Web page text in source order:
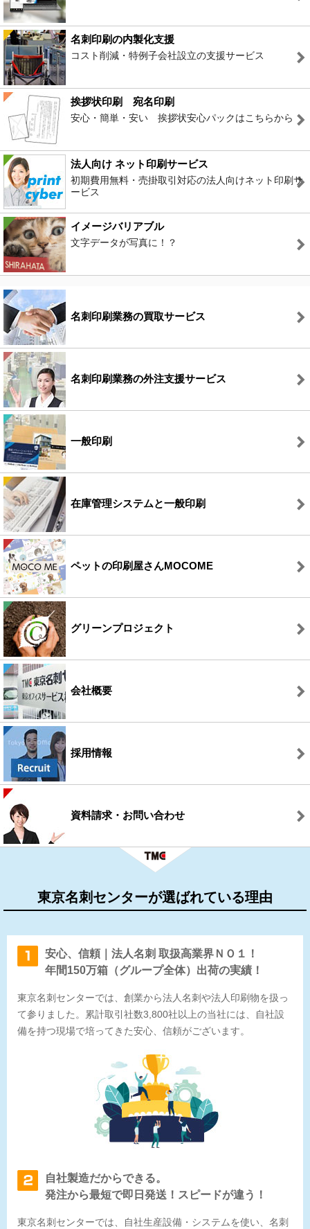
コスト削減・特例子会社設立の支援サービス
安心・簡単・安い 挨拶状安心パックはこちらから
初期費用無料・売掛取引対応の法人向けネット印刷サ
ービス
文字データが写真に！？
安心、信頼｜法人名刺 取扱高業界ＮＯ１ ！
年間150万箱（グループ全体）出荷の実績！
東京名刺センターでは、創業から法人名刺や法人印刷物を扱っ
て参りました。累計取引社数3,800社以上の当社には、自社設
備を持つ現場で培ってきた安心、信頼がございます。
自社製造だからできる。
発注から最短で即日発送！スピードが違う！
東京名刺センターでは、自社生産設備・システムを使い、名刺